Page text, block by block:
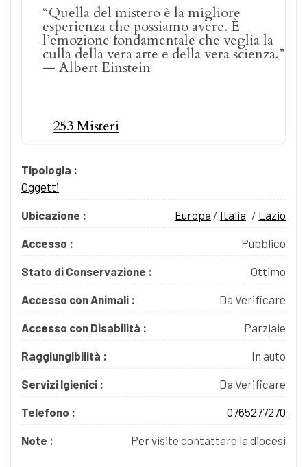
“Quella del mistero è la migliore
esperienza che possiamo avere. È
l’emozione fondamentale che veglia la
culla della vera arte e della vera scienza.”
— Albert Einstein
253 Misteri
Tipologia :
Oggetti
Ubicazione : Europa / Italia / Lazio
Accesso : Pubblico
Stato di Conservazione : Ottimo
Accesso con Animali : Da Verificare
Accesso con Disabilità : Parziale
Raggiungibilità : In auto
Servizi Igienici : Da Verificare
Telefono : 0765277270
Note : Per visite contattare la diocesi